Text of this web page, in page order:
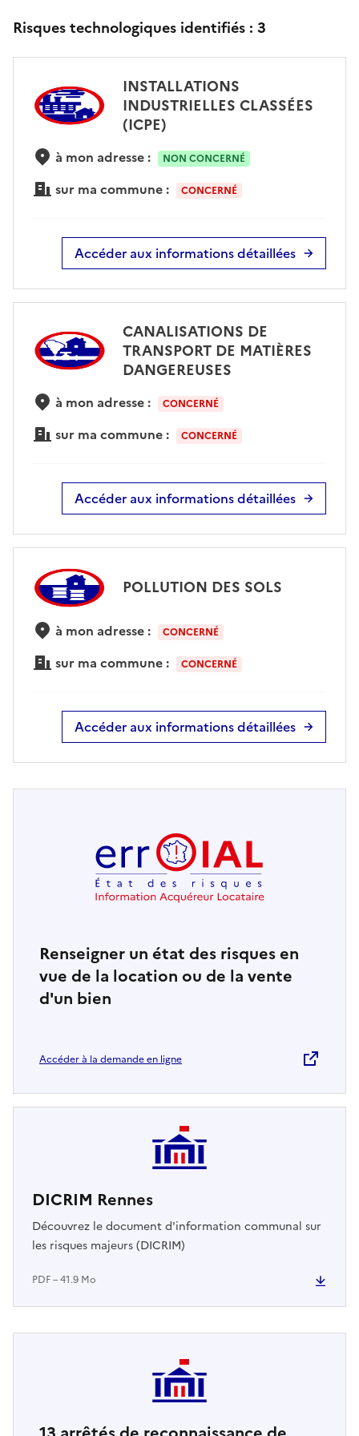
Risques technologiques identifiés : 3
INSTALLATIONS
INDUSTRIELLES CLASSÉES
(ICPE)
à mon adresse : NON CONCERNÉ
sur ma commune : CONCERNÉ
Accéder aux informations détaillées
CANALISATIONS DE
TRANSPORT DE MATIÈRES
DANGEREUSES
à mon adresse : CONCERNÉ
sur ma commune : CONCERNÉ
Accéder aux informations détaillées
POLLUTION DES SOLS
à mon adresse : CONCERNÉ
sur ma commune : CONCERNÉ
Accéder aux informations détaillées
Renseigner un état des risques en
vue de la location ou de la vente
d'un bien
Accéder à la demande en ligne
DICRIM Rennes
PDF – 41.9 Mo
Découvrez le document d'information communal sur
les risques majeurs (DICRIM)